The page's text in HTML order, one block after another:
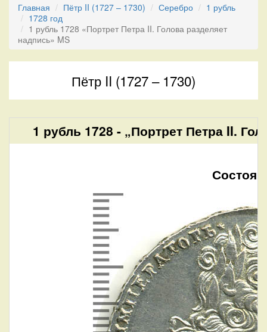
Главная Пётр II (1727 – 1730) Серебро
1 рубль
1728 год
1 рубль 1728 «Портрет Петра II. Голова разделяет
надпись» MS
Пётр II (1727 – 1730)
1 рубль 1728 - „Портрет Петра II.